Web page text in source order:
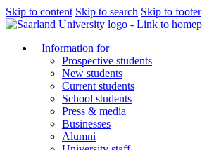
Skip to content Skip to search Skip to footer
Information for
Prospective students
New students
Current students
School students
Press & media
Businesses
Alumni